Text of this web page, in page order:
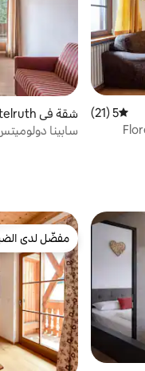
متوسط التقييم 5 من 5، 21 مراجعات
5 (21)
شقة في Kastelruth
سابينا
مفضّل لدى
مفضّل لدى